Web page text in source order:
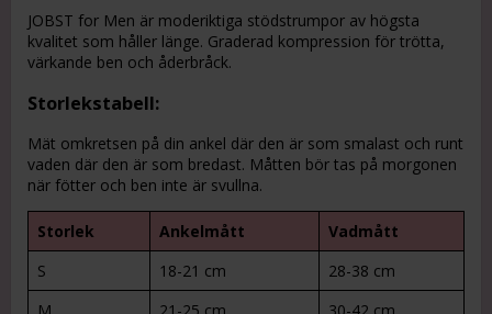
JOBST for Men är moderiktiga stödstrumpor av högsta
kvalitet som håller länge. Graderad kompression för trötta,
värkande ben och åderbråck.
Storlekstabell:
Mät omkretsen på din ankel där den är som smalast och runt
vaden där den är som bredast. Måtten bör tas på morgonen
när fötter och ben inte är svullna.
Storlek Ankelmått
Vadmått
S
18-21 cm
28-38 cm